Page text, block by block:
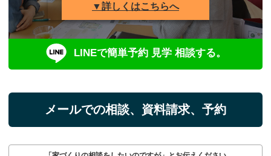
▼詳しくはこちらへ
LINEで簡単予約 見学 相談する。
メールでの相談、資料請求、予約